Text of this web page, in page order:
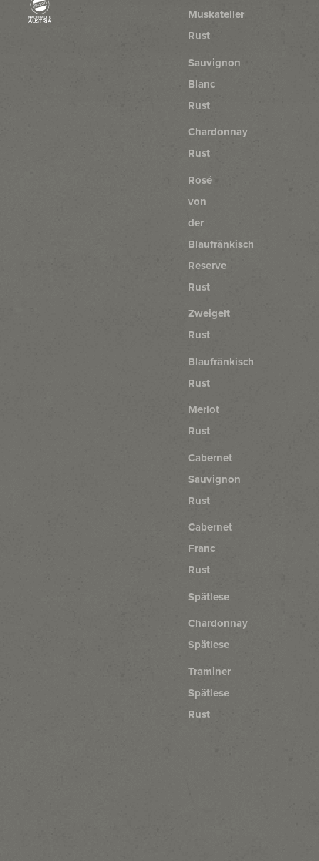
Muskateller
Rust
Sauvignon
Blanc
Rust
Chardonnay
Rust
Rosé
von
der
Blaufränkisch
Reserve
Rust
Zweigelt
Rust
Blaufränkisch
Rust
Merlot
Rust
Cabernet
Sauvignon
Rust
Cabernet
Franc
Rust
Spätlese
Chardonnay
Spätlese
Traminer
Spätlese
Rust